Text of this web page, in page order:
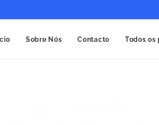
Sobre Nós Contacto Todos os